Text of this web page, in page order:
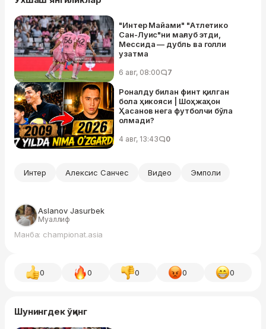
"Интер Майами" "Атлетико
Сан-Луис"ни мағлуб этди,
Мессида — дубль ва голли
узатма
6 авг, 08:00 7
Роналду билан финт қилган
бола ҳикояси | Шоҳжаҳон
Ҳасанов нега футболчи бўла
олмади?
4 авг, 13:43 0
Интер Алексис Санчес Видео Эмполи
Aslanov Jasurbek
Муаллиф
Манба: championat.asia
0 0 0 0 0
Шунингдек ўқинг